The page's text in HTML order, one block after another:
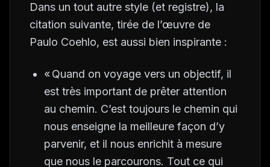
Dans un tout autre style (et registre), la
citation suivante, tirée de l’œuvre de
Paulo Coehlo, est aussi bien inspirante :
« Quand on voyage vers un objectif, il
est très important de prêter attention
au chemin. C’est toujours le chemin qui
nous enseigne la meilleure façon d’y
parvenir, et il nous enrichit à mesure
que nous le parcourons. Tout ce qui